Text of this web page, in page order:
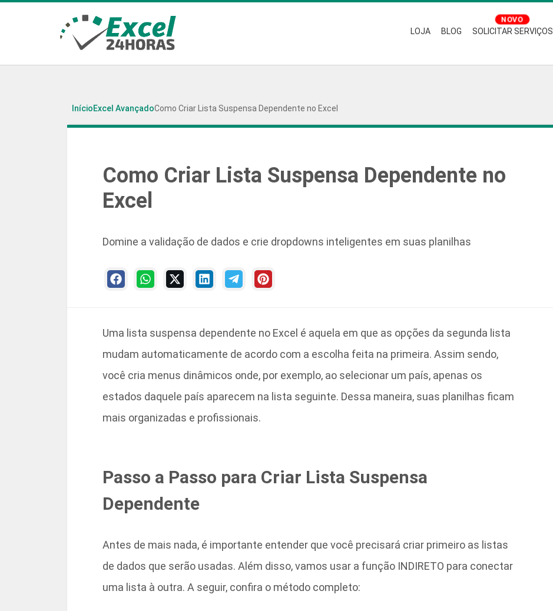
LOJA BLOG SOLICITAR SERVIÇOS
InícioExcel AvançadoComo Criar Lista Suspensa Dependente no Excel
Como Criar Lista Suspensa Dependente no
Excel
Domine a validação de dados e crie dropdowns inteligentes em suas planilhas
Uma lista suspensa dependente no Excel é aquela em que as opções da segunda lista
mudam automaticamente de acordo com a escolha feita na primeira. Assim sendo,
você cria menus dinâmicos onde, por exemplo, ao selecionar um país, apenas os
estados daquele país aparecem na lista seguinte. Dessa maneira, suas planilhas ficam
mais organizadas e profissionais.
Passo a Passo para Criar Lista Suspensa
Dependente
Antes de mais nada, é importante entender que você precisará criar primeiro as listas
de dados que serão usadas. Além disso, vamos usar a função INDIRETO para conectar
uma lista à outra. A seguir, confira o método completo: